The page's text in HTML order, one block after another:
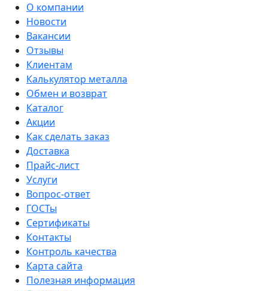
О компании
Новости
Вакансии
Отзывы
Клиентам
Калькулятор металла
Обмен и возврат
Каталог
Акции
Как сделать заказ
Доставка
Прайс-лист
Услуги
Вопрос-ответ
ГОСТы
Сертификаты
Контакты
Контроль качества
Карта сайта
Полезная информация